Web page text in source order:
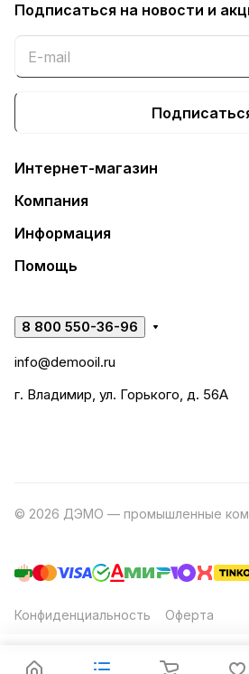
Подписаться на новости и
Интернет-магазин
Компания
Информация
Помощь
8 800 550-36-96
info@demooil.ru
г. Владимир, ул. Горького, д. 56А
© 2026 ДЭМО — промышленные
Конфиденциальность Оферта